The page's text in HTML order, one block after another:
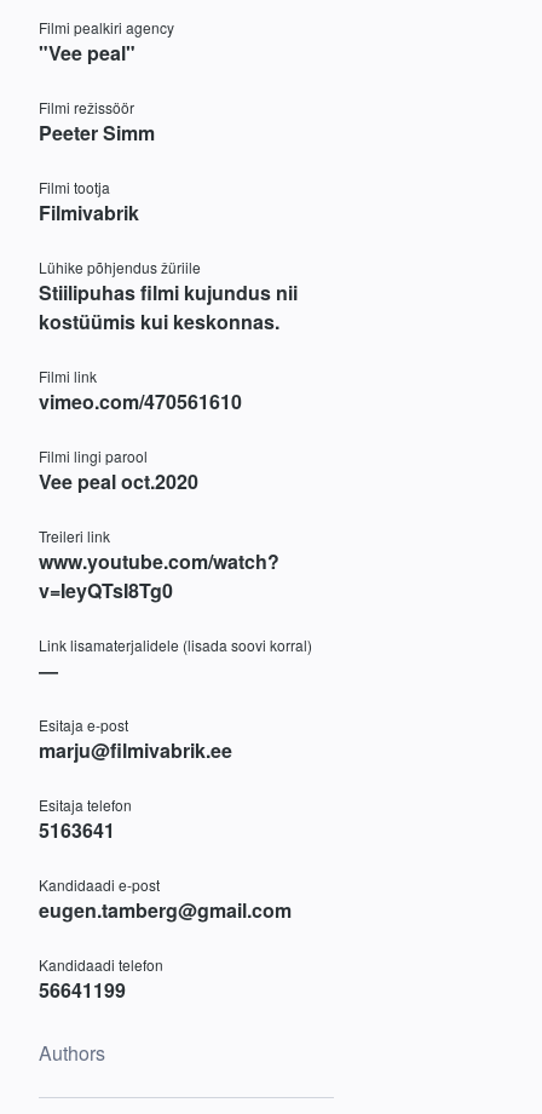
Filmi pealkiri agency
"Vee peal"
Filmi režissöör
Peeter Simm
Filmi tootja
Filmivabrik
Lühike põhjendus žüriile
Stiilipuhas filmi kujundus nii
kostüümis kui keskonnas.
Filmi link
vimeo.com/470561610
Filmi lingi parool
Vee peal oct.2020
Treileri link
www.youtube.com/watch?
v=IeyQTsI8Tg0
Link lisamaterjalidele (lisada soovi korral)
—
Esitaja e-post
marju@filmivabrik.ee
Esitaja telefon
5163641
Kandidaadi e-post
eugen.tamberg@gmail.com
Kandidaadi telefon
56641199
Authors